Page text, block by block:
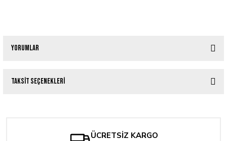
Yorumlar
Taksit Seçenekleri
ÜCRETSİZ KARGO